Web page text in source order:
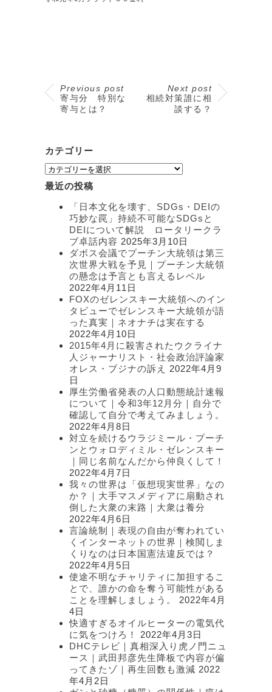
Previous post
寄与分 特別な
寄与とは？
Next post
相続対策誰に相
談する？
カテゴリー
カ
テ
ゴ
最近の投稿
「日本文化を壊す、SDGs・DEIの
巧妙な罠」持続不可能なSDGsと
DEIについて解説 ロータリークラ
ブ卓話内容 2025年3月10日
ダボス会議でプーチン大統領は第三
次世界大戦を予見｜プーチン大統領
の懸念は予言とも言えるレベル
2022年4月11日
FOXのゼレンスキー大統領へのイン
タビューでゼレンスキー大統領が語
った真実｜ネオナチは実在する
2022年4月10日
2015年4月に殺害されたウクライナ
人ジャーナリスト・社会政治評論家
オレス・ブジナの訴え
2022年4月9
日
厚生労働省発表の人口動態統計速報
について｜令和3年12月分｜自分で
確認して自分で考えてみましょう。
2022年4月8日
対立を続けるウラジミール・プーチ
ンとウォロディミル・ゼレンスキー
｜同じ名前なんだから仲良くして！
2022年4月7日
我々の世界は「仮想現実世界」なの
か？｜大手マスメディアに扇動され
倒した大衆の末路｜大衆は養分
2022年4月6日
言論統制｜表現の自由が奪われてい
くインターネットの世界｜検閲しま
くりなのは日本国憲法違反では？
2022年4月5日
使途不明なチャリティに加担するこ
とで、誰かの命を奪う可能性がある
ことを理解しましょう。
2022年4月
4日
快適すぎるオイルヒーターの電気代
に気をつけろ！
2022年4月3日
DHCテレビ｜真相深入り虎ノ門ニュ
ース｜武田邦彦先生降板で内容が偏
ってきたゾ｜再生回数も激減 2022
年4月2日